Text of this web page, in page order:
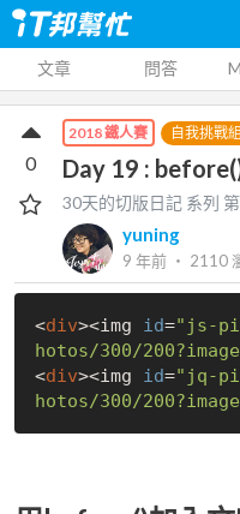
文章 問答
2018 鐵人賽 自我挑戰組
Day 19 :
30天的切版日記 系列 第
yuning
9 年前 ‧ 2110
0
<div><img id="js-
hotos/300/
<div><img id="jq-
hotos/300/